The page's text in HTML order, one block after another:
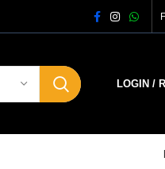
LOGIN /